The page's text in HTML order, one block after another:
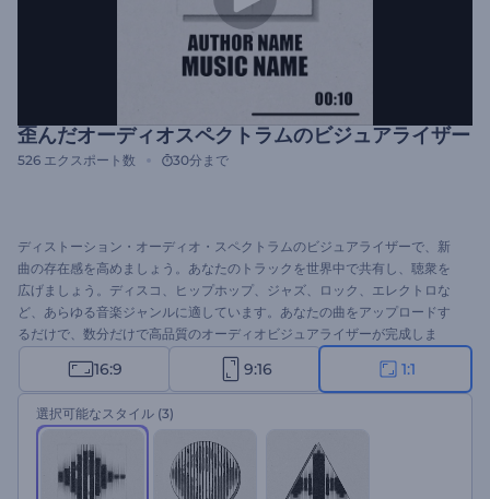
歪んだオーディオスペクトラムのビジュアライザー
526 エクスポート数 30分まで
ディストーション・オーディオ・スペクトラムのビジュアライザーで、新
曲の存在感を高めましょう。あなたのトラックを世界中で共有し、聴衆を
広げましょう。ディスコ、ヒップホップ、ジャズ、ロック、エレクトロな
ど、あらゆる音楽ジャンルに適しています。あなたの曲をアップロードす
るだけで、数分だけで高品質のオーディオビジュアライザーが完成しま
す。このテンプレートは、新曲プロモーション、アルバムリリース、DJシ
ングルドロップ、曲のプレイリストカバー、その他様々なプロジェクトに
最適です。今すぐ作成して、あなたの音楽のパワーを解き放ちましょう！
16:9 9:16 1:1
選択可能なスタイル (3)